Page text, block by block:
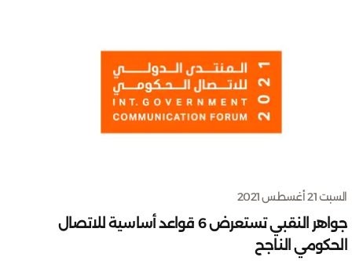
السبت 21 أغسطس 2021
جواهر النقبي تستعرض 6 قواعد أساسية للاتصال
الحكومي الناجح